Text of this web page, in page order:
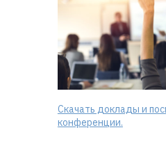
Скачать доклады и
конференции.